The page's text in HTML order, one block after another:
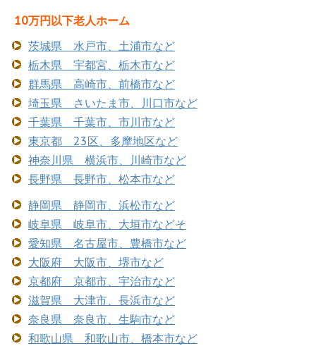
10万円以下老人ホーム
茨城県 水戸市、土浦市など
栃木県 宇都宮、栃木市など
群馬県 高崎市、前橋市など
埼玉県 さいたま市、川口市など
千葉県 千葉市、市川市など
東京都 23区、多摩地区など
神奈川県 横浜市、川崎市など
長野県 長野市、松本市など
静岡県 静岡市、浜松市など
岐阜県 岐阜市、大垣市などそ
愛知県 名古屋市、豊橋市など
大阪府 大阪市、堺市など
京都府 京都市、宇治市など
滋賀県 大津市、長浜市など
奈良県 奈良市、生駒市など
和歌山県 和歌山市、橋本市など